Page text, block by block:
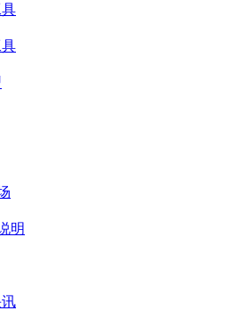
明